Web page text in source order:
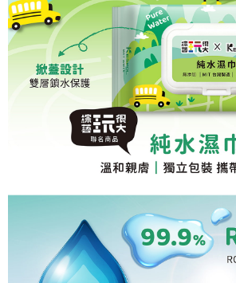
「AFTEE先享後付」，若未經同意申辦者引起之損
任。
４．使用「AFTEE先享後付」時，將依據個別帳號
時審查核予不同之上限額度；若仍有額度不足之情
請求用戶進行身份認證。
５．嚴禁一人註冊多個帳號或使用他人資訊註冊。
恩沛科技股份有限公司將有權停止該用戶之使用額